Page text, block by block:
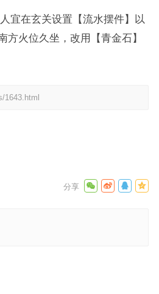
宜在玄关设置【流水摆件】以
方火位久坐，改用【青金石】
1643.html